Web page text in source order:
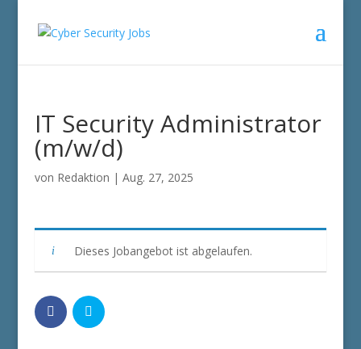
IT Security Administrator
(m/w/d)
von Redaktion | Aug. 27, 2025
Dieses Jobangebot ist abgelaufen.